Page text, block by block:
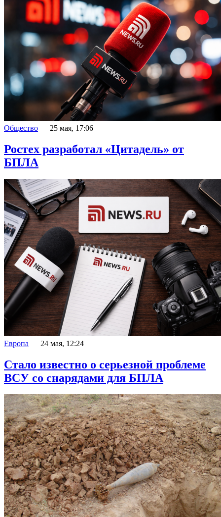
Общество 25 мая, 17:06
Ростех разработал «Цитадель» от
БПЛА
Европа 24 мая, 12:24
Стало известно о серьезной проблеме
ВСУ со снарядами для БПЛА